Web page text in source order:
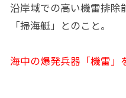
沿岸域での高い機雷排除
「掃海艇」とのこと。
海中の爆発兵器「機雷」